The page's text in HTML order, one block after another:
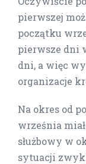
pierwszej
początku
pierwsze dni
dni, a więc
organizacje
Na okres od
września
służbowy w
sytuacji